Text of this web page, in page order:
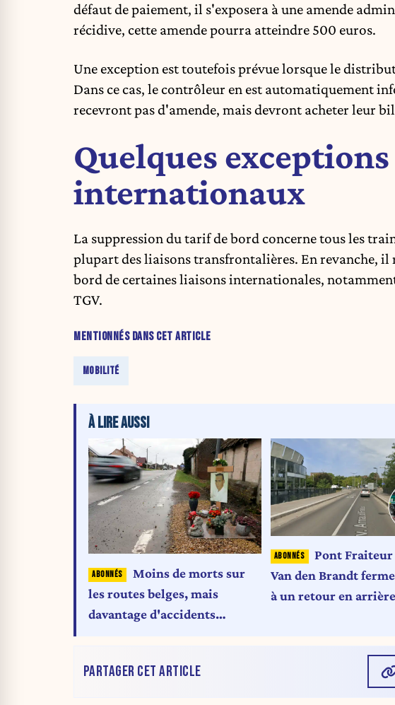
défaut de paiement, il s'exposera à une amende
récidive, cette amende pourra atteindre 500 euros.
Une exception est toutefois prévue lorsque le
Dans ce cas, le contrôleur en est automatiquement
recevront pas d'amende, mais devront acheter leur
Quelques
internationaux
La suppression du tarif de bord concerne tous les
plupart des liaisons transfrontalières. En revanche,
bord de certaines liaisons internationales,
TGV.
MENTIONNÉS DANS CET ARTICLE
MOBILITÉ
À LIRE AUSSI
Moins de morts sur
les routes belges, mais
davantage d'accidents
Pont Fraiteur
Van den Brandt
à un retour en arrière
PARTAGER CET ARTICLE